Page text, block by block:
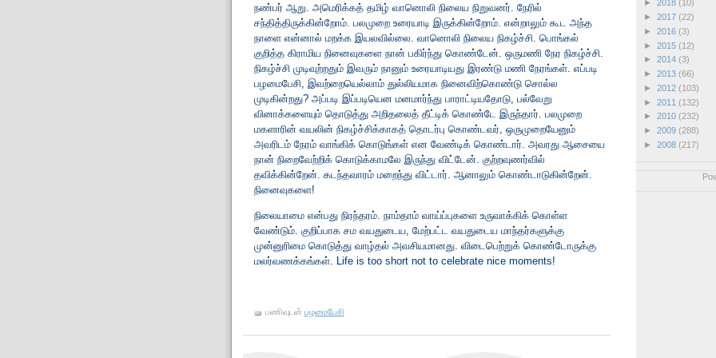
நண்பர் ஆறு. அமெரிக்கத் தமிழ் வானொலி நிலைய நிறுவனர். நேரில்
சந்தித்திருக்கின்றோம். பலமுறை உரையாடி இருக்கின்றோம். என்றாலும் கூட அந்த
நாளை என்னால் மறக்க இயலவில்லை. வானொலி நிலைய நிகழ்ச்சி. பொங்கல்
குறித்த கிராமிய நினைவுகளை நான் பகிர்ந்து கொண்டேன். ஒருமணி நேர நிகழ்ச்சி.
நிகழ்ச்சி முடிவுற்றதும் இவரும் நானும் உரையாடியது இரண்டு மணி நேரங்கள். எப்படி
பழமைபேசி, இவற்றையெல்லாம் துல்லியமாக நினைவிற்கொண்டு சொல்ல
முடிகின்றது? அப்படி இப்படியென மனமார்ந்து பாராட்டியதோடு, பல்வேறு
வினாக்களையும் தொடுத்து அறிதலைத் தீட்டிக் கொண்டே இருந்தார். பலமுறை
மகளாரின் வயலின் நிகழ்ச்சிக்காகத் தொடர்பு கொண்டவர், ஒருமுறையேனும்
அவரிடம் நேரம் வாங்கிக் கொடுங்கள் என வேண்டிக் கொண்டார். அவரது ஆசையை
நான் நிறைவேற்றிக் கொடுக்காமலே இருந்து விட்டேன். குற்றவுணர்வில்
தவிக்கின்றேன். கடந்தவாரம் மறைந்து விட்டார். ஆனாலும் கொண்டாடுகின்றேன்.
நினைவுகளை!
நிலையாமை என்பது நிரந்தரம். நாம்தாம் வாய்ப்புகளை உருவாக்கிக் கொள்ள
வேண்டும். குறிப்பாக சம வயதுடைய, மேற்பட்ட வயதுடைய மாந்தர்களுக்கு
முன்னுரிமை கொடுத்து வாழ்தல் அவசியமானது. விடைபெற்றுக் கொண்டோருக்கு
மலர்வணக்கங்கள். Life is too short not to celebrate nice moments!
பணிவுடன் பழமைபேசி
► 2018 (10)
► 2017 (22)
► 2016 (3)
► 2015 (12)
► 2014 (3)
► 2013 (66)
► 2012 (103)
► 2011 (132)
► 2010 (232)
► 2009 (288)
► 2008 (217)